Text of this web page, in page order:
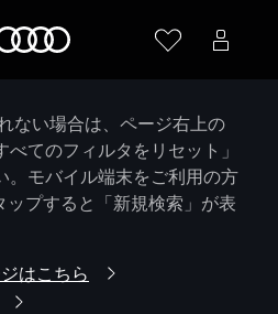
ない場合は、ページ右上の
べてのフィルタをリセット」
。モバイル端末をご利用の方
プすると「新規検索」が表
はこちら